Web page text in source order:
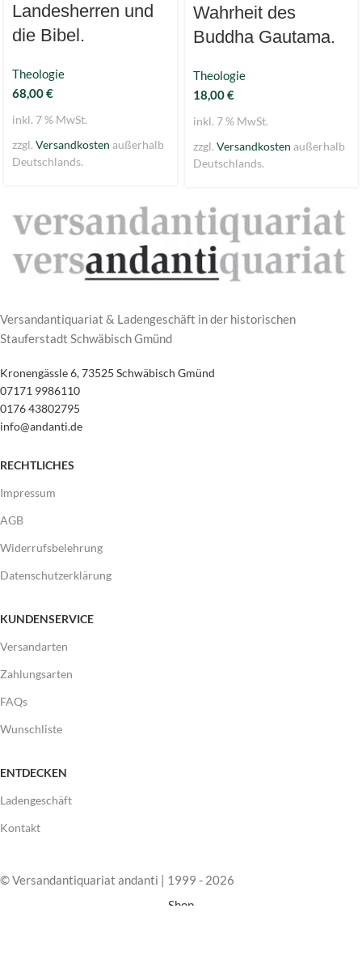
Landesherren und
die Bibel.
Theologie
68,00€
inkl. 7 % MwSt.
zzgl. Versandkosten außerhalb
Deutschlands.
Wahrheit des
Buddha Gautama.
Theologie
18,00€
inkl. 7 % MwSt.
zzgl. Versandkosten außerhalb
Deutschlands.
Versandantiquariat & Ladengeschäft in der historischen
Stauferstadt Schwäbisch Gmünd
Kronengässle 6, 73525 Schwäbisch Gmünd
07171 9986110
0176 43802795
info@andanti.de
RECHTLICHES
Impressum
AGB
Widerrufsbelehrung
Datenschutzerklärung
KUNDENSERVICE
Versandarten
Zahlungsarten
FAQs
Wunschliste
ENTDECKEN
Ladengeschäft
Kontakt
© Versandantiquariat andanti | 1999 - 2026
Shop